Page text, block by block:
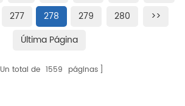
277 278 279 280
>>
Última Página
Un total de 1559 páginas